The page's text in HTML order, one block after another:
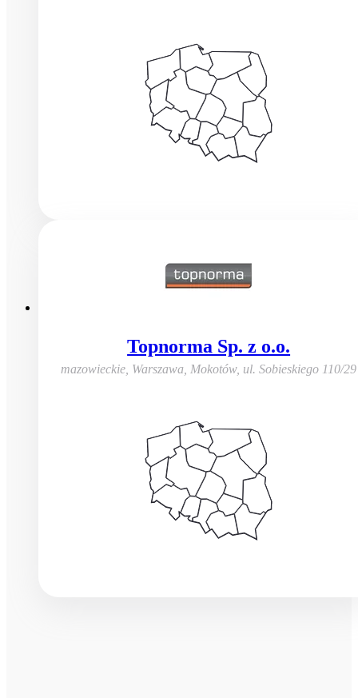
Topnorma Sp. z o.o.
mazowieckie, Warszawa, Mokotów, ul. Sobieskiego 110/29